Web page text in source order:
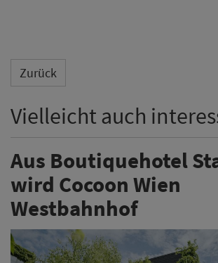
Zurück
Vielleicht auch
Aus Boutiquehotel
wird Cocoon Wien
Westbahnhof